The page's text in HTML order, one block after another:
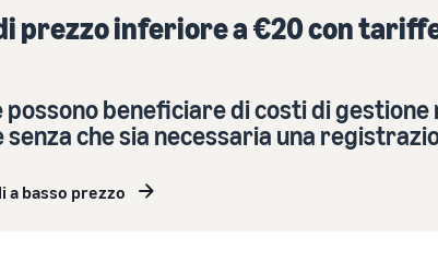
inferiore a €20 con
beneficiare di costi di
che sia necessaria una
a basso prezzo